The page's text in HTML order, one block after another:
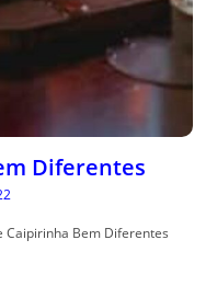
Diferentes
Caipirinha Bem Diferentes